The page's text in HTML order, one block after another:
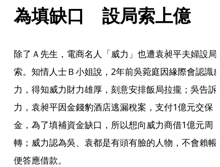
為填缺口　設局索上億
除了Ａ先生，電商名人「威力」也遭袁昶平夫婦設局
索。知情人士Ｂ小姐說，2年前吳菀庭因緣際會認識
力，得知威力財力雄厚，刻意安排飯局拉攏；吳告訴
力，袁昶平因金錢豹酒店逃漏稅案，支付1億元交保
金，為了填補資金缺口，所以想向威力商借1億元周
轉；威力認為吳、袁都是有頭有臉的人物，不會賴帳
便答應借款。